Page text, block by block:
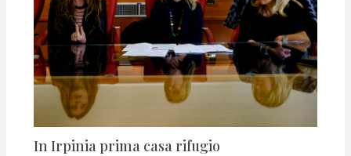
In Irpinia prima casa rifugio